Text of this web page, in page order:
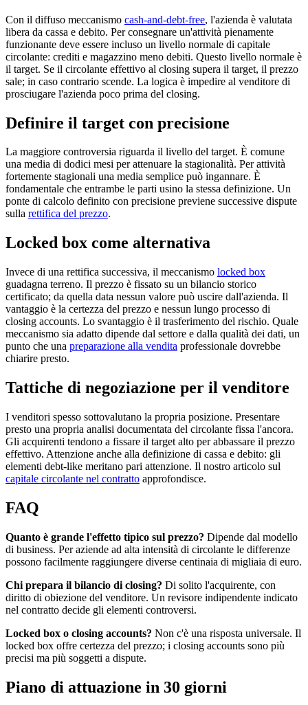
Con il diffuso meccanismo cash-and-debt-free, l'azienda è valutata
libera da cassa e debito. Per consegnare un'attività pienamente
funzionante deve essere incluso un livello normale di capitale
circolante: crediti e magazzino meno debiti. Questo livello normale è
il target. Se il circolante effettivo al closing supera il target, il prezzo
sale; in caso contrario scende. La logica è impedire al venditore di
prosciugare l'azienda poco prima del closing.
Definire il target con precisione
La maggiore controversia riguarda il livello del target. È comune
una media di dodici mesi per attenuare la stagionalità. Per attività
fortemente stagionali una media semplice può ingannare. È
fondamentale che entrambe le parti usino la stessa definizione. Un
ponte di calcolo definito con precisione previene successive dispute
sulla rettifica del prezzo.
Locked box come alternativa
Invece di una rettifica successiva, il meccanismo locked box
guadagna terreno. Il prezzo è fissato su un bilancio storico
certificato; da quella data nessun valore può uscire dall'azienda. Il
vantaggio è la certezza del prezzo e nessun lungo processo di
closing accounts. Lo svantaggio è il trasferimento del rischio. Quale
meccanismo sia adatto dipende dal settore e dalla qualità dei dati, un
punto che una preparazione alla vendita professionale dovrebbe
chiarire presto.
Tattiche di negoziazione per il venditore
I venditori spesso sottovalutano la propria posizione. Presentare
presto una propria analisi documentata del circolante fissa l'ancora.
Gli acquirenti tendono a fissare il target alto per abbassare il prezzo
effettivo. Attenzione anche alla definizione di cassa e debito: gli
elementi debt-like meritano pari attenzione. Il nostro articolo sul
capitale circolante nel contratto approfondisce.
FAQ
Quanto è grande l'effetto tipico sul prezzo? Dipende dal modello
di business. Per aziende ad alta intensità di circolante le differenze
possono facilmente raggiungere diverse centinaia di migliaia di euro.
Chi prepara il bilancio di closing? Di solito l'acquirente, con
diritto di obiezione del venditore. Un revisore indipendente indicato
nel contratto decide gli elementi controversi.
Locked box o closing accounts? Non c'è una risposta universale. Il
locked box offre certezza del prezzo; i closing accounts sono più
precisi ma più soggetti a dispute.
Piano di attuazione in 30 giorni